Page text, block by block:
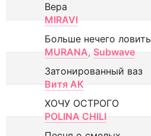
Вера
MIRAVI
Больше нечего ловить
MURANA, Subwave
Затонированный ваз
Витя АК
ХОЧУ ОСТРОГО
POLINA CHILI